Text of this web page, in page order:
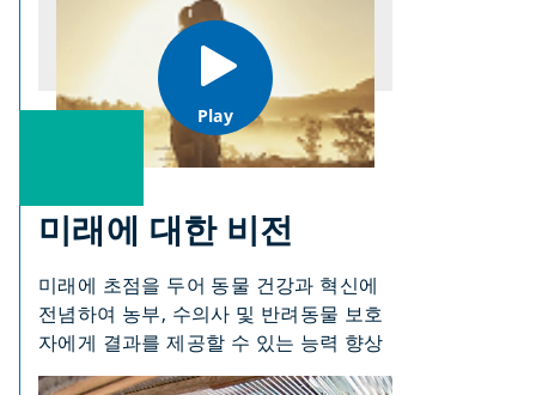
Play
미래에 대한 비전
미래에 초점을 두어 동물 건강과 혁신에
전념하여 농부, 수의사 및 반려동물 보호
자에게 결과를 제공할 수 있는 능력 향상